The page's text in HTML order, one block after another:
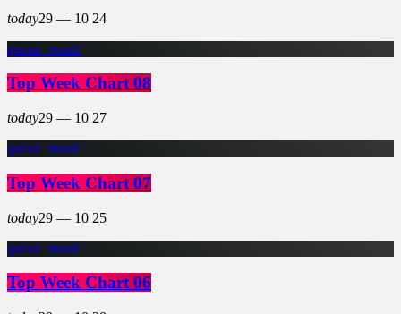
today29 — 10 24
queue_music
Top Week Chart 08
today29 — 10 27
queue_music
Top Week Chart 07
today29 — 10 25
queue_music
Top Week Chart 06